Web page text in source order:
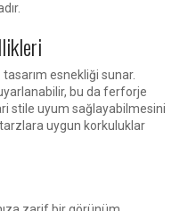
tasarım esnekliği sunar.
bu da ferforje
stile uyum sağlayabilmesini
uygun korkuluklar